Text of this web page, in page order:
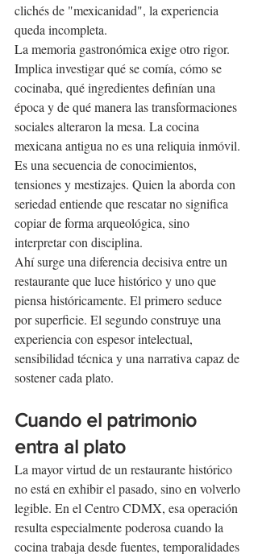
clichés de "mexicanidad", la experiencia
queda incompleta.
La memoria gastronómica exige otro rigor.
Implica investigar qué se comía, cómo se
cocinaba, qué ingredientes definían una
época y de qué manera las transformaciones
sociales alteraron la mesa. La cocina
mexicana antigua no es una reliquia inmóvil.
Es una secuencia de conocimientos,
tensiones y mestizajes. Quien la aborda con
seriedad entiende que rescatar no significa
copiar de forma arqueológica, sino
interpretar con disciplina.
Ahí surge una diferencia decisiva entre un
restaurante que luce histórico y uno que
piensa históricamente. El primero seduce
por superficie. El segundo construye una
experiencia con espesor intelectual,
sensibilidad técnica y una narrativa capaz de
sostener cada plato.
Cuando el patrimonio
entra al plato
La mayor virtud de un restaurante histórico
no está en exhibir el pasado, sino en volverlo
legible. En el Centro CDMX, esa operación
resulta especialmente poderosa cuando la
cocina trabaja desde fuentes, temporalidades